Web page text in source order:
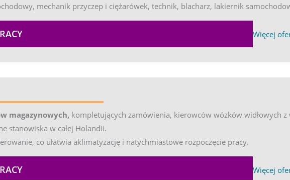
mechanik przyczep i ciężarówek, technik, blacharz, lakiernik
EXPAND
Więcej
magazynowych, kompletujących zamówienia, kierowców wózków widłowych
stanowiska w całej Holandii.
co ułatwia aklimatyzację i natychmiastowe rozpoczęcie pracy.
EXPAND
Więcej